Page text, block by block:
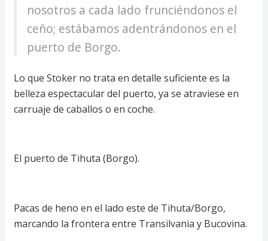
nosotros a cada lado frunciéndonos el
ceño; estábamos adentrándonos en el
puerto de Borgo.
Lo que Stoker no trata en detalle suficiente es la
belleza espectacular del puerto, ya se atraviese en
carruaje de caballos o en coche.
El puerto de Tihuta (Borgo).
Pacas de heno en el lado este de Tihuta/Borgo,
marcando la frontera entre Transilvania y Bucovina.